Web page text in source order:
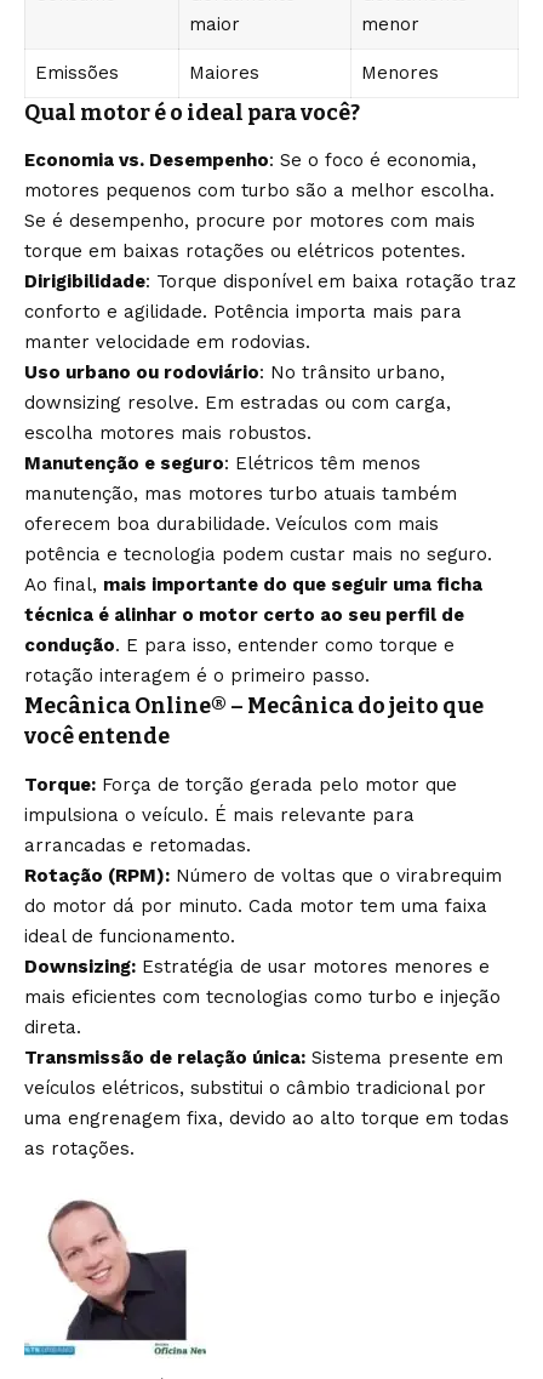
maior
menor
Emissões Maiores Menores
Qual motor é o ideal para você?
Economia vs. Desempenho: Se o foco é economia,
motores pequenos com turbo são a melhor escolha.
Se é desempenho, procure por motores com mais
torque em baixas rotações ou elétricos potentes.
Dirigibilidade: Torque disponível em baixa rotação traz
conforto e agilidade. Potência importa mais para
manter velocidade em rodovias.
Uso urbano ou rodoviário: No trânsito urbano,
downsizing resolve. Em estradas ou com carga,
escolha motores mais robustos.
Manutenção e seguro: Elétricos têm menos
manutenção, mas motores turbo atuais também
oferecem boa durabilidade. Veículos com mais
potência e tecnologia podem custar mais no seguro.
Ao final, mais importante do que seguir uma ficha
técnica é alinhar o motor certo ao seu perfil de
condução. E para isso, entender como torque e
rotação interagem é o primeiro passo.
Mecânica Online® – Mecânica do jeito que
você entende
Torque: Força de torção gerada pelo motor que
impulsiona o veículo. É mais relevante para
arrancadas e retomadas.
Rotação (RPM): Número de voltas que o virabrequim
do motor dá por minuto. Cada motor tem uma faixa
ideal de funcionamento.
Downsizing: Estratégia de usar motores menores e
mais eficientes com tecnologias como turbo e injeção
direta.
Transmissão de relação única: Sistema presente em
veículos elétricos, substitui o câmbio tradicional por
uma engrenagem fixa, devido ao alto torque em todas
as rotações.